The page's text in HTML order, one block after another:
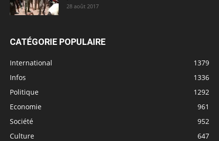
28 août 2017
CATÉGORIE POPULAIRE
International
1379
Infos
1336
Politique
1292
Economie
961
Société
952
Culture
647